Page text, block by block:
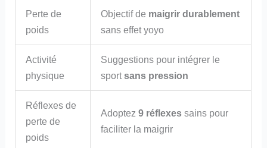
Perte de
poids
Objectif de maigrir durablement
sans effet yoyo
Activité
physique
Suggestions pour intégrer le
sportsans pression
Réflexes de
perte de
poids
Adoptez 9 réflexessains pour
faciliter la maigrir